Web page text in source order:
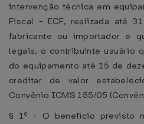
intervenção técnica em
Fiscal - ECF, realizada até
fabricante ou importador e
legais, o contribuinte usuário
do equipamento até 15 de
creditar de valor
Convênio ICMS 155/05
§ 1º - O benefício previsto